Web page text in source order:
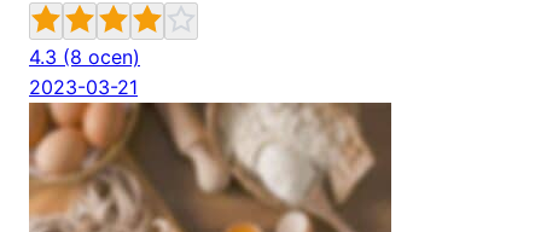
4.3 (8 ocen)
2023-03-21